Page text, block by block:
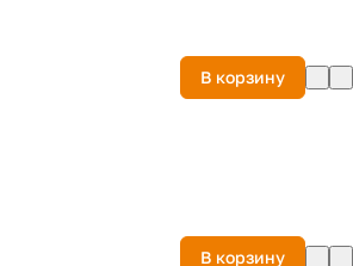
В корзину
В корзину